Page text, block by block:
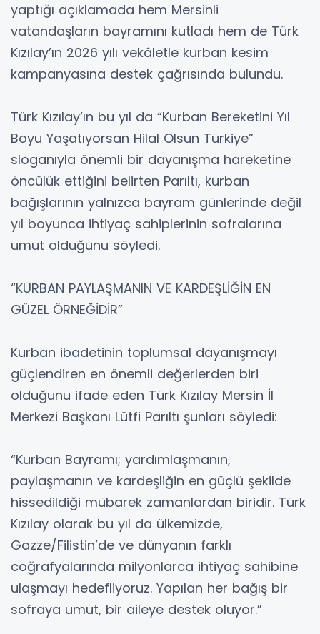
yaptığı açıklamada hem Mersinli
vatandaşların bayramını kutladı hem de Türk
Kızılay’ın 2026 yılı vekâletle kurban kesim
kampanyasına destek çağrısında bulundu.
Türk Kızılay’ın bu yıl da “Kurban Bereketini Yıl
Boyu Yaşatıyorsan Hilal Olsun Türkiye”
sloganıyla önemli bir dayanışma hareketine
öncülük ettiğini belirten Parıltı, kurban
bağışlarının yalnızca bayram günlerinde değil
yıl boyunca ihtiyaç sahiplerinin sofralarına
umut olduğunu söyledi.
“KURBAN PAYLAŞMANIN VE KARDEŞLİĞİN EN
GÜZEL ÖRNEĞİDİR”
Kurban ibadetinin toplumsal dayanışmayı
güçlendiren en önemli değerlerden biri
olduğunu ifade eden Türk Kızılay Mersin İl
Merkezi Başkanı Lütfi Parıltı şunları söyledi:
“Kurban Bayramı; yardımlaşmanın,
paylaşmanın ve kardeşliğin en güçlü şekilde
hissedildiği mübarek zamanlardan biridir. Türk
Kızılay olarak bu yıl da ülkemizde,
Gazze/Filistin’de ve dünyanın farklı
coğrafyalarında milyonlarca ihtiyaç sahibine
ulaşmayı hedefliyoruz. Yapılan her bağış bir
sofraya umut, bir aileye destek oluyor.”